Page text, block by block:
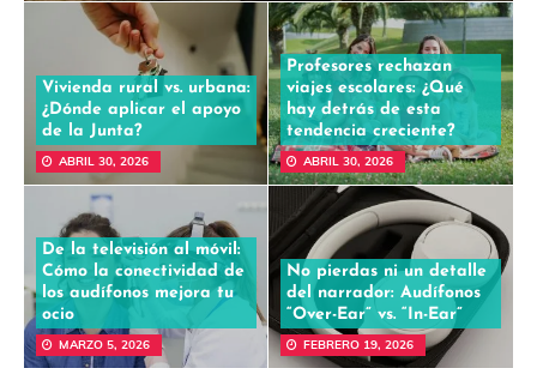
Vivienda rural vs. urbana:
¿Dónde aplicar el apoyo
de la Junta?
ABRIL 30, 2026
Profesores rechazan
viajes escolares: ¿Qué
hay detrás de esta
tendencia creciente?
ABRIL 30, 2026
De la televisión al móvil:
Cómo la conectividad de
los audífonos mejora tu
ocio
MARZO 5, 2026
No pierdas ni un detalle
del narrador: Audífonos
“Over-Ear” vs. “In-Ear”
FEBRERO 19, 2026